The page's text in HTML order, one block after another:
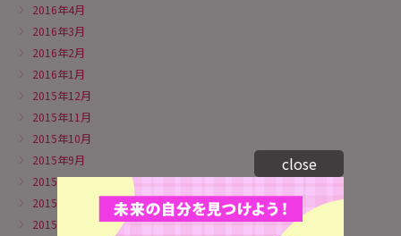
2016年4月
2016年3月
2016年2月
2016年1月
2015年12月
2015年11月
2015年10月
2015年9月
2015年8月
2015年7月
2015年6月
close